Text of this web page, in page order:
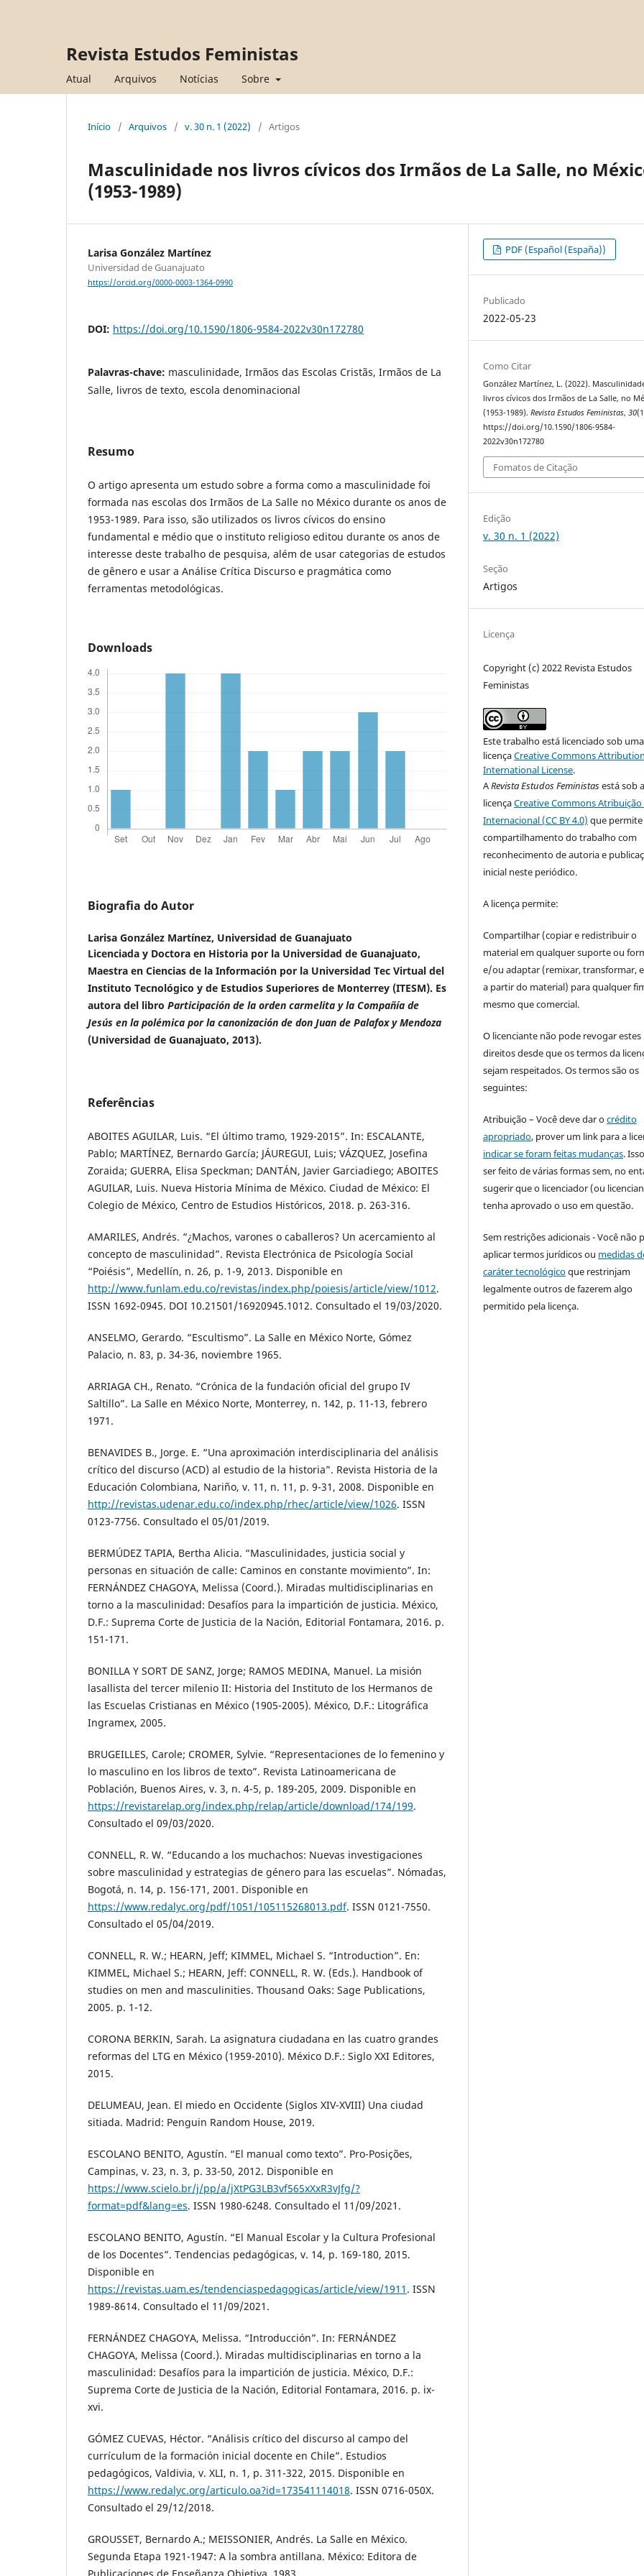
Revista Estudos Feministas
Atual Arquivos Notícias Sobre
Início / Arquivos / v. 30 n. 1 (2022) / Artigos
Masculinidade nos livros cívicos dos Irmãos de La Salle, no
(1953-1989)
Larisa González Martínez
Universidad de Guanajuato
https://orcid.org/0000-0003-1364-0990
DOI: https://doi.org/10.1590/1806-9584-2022v30n172780
Palavras-chave: masculinidade, Irmãos das Escolas Cristãs, Irmãos de La
Salle, livros de texto, escola denominacional
Resumo
O artigo apresenta um estudo sobre a forma como a masculinidade foi
formada nas escolas dos Irmãos de La Salle no México durante os anos de
1953-1989. Para isso, são utilizados os livros cívicos do ensino
fundamental e médio que o instituto religioso editou durante os anos de
interesse deste trabalho de pesquisa, além de usar categorias de estudos
de gênero e usar a Análise Crítica Discurso e pragmática como
ferramentas metodológicas.
Downloads
Biografia do Autor
Larisa González Martínez, Universidad de Guanajuato
Licenciada y Doctora en Historia por la Universidad de Guanajuato,
Maestra en Ciencias de la Información por la Universidad Tec Virtual del
Instituto Tecnológico y de Estudios Superiores de Monterrey (ITESM). Es
autora del libro Participación de la orden carmelita y la Compañía de
Jesús en la polémica por la canonización de don Juan de Palafox y Mendoza
(Universidad de Guanajuato, 2013).
Referências
ABOITES AGUILAR, Luis. “El último tramo, 1929-2015”. In: ESCALANTE,
Pablo; MARTÍNEZ, Bernardo García; JÁUREGUI, Luis; VÁZQUEZ, Josefina
Zoraida; GUERRA, Elisa Speckman; DANTÁN, Javier Garciadiego; ABOITES
AGUILAR, Luis. Nueva Historia Mínima de México. Ciudad de México: El
Colegio de México, Centro de Estudios Históricos, 2018. p. 263-316.
AMARILES, Andrés. “¿Machos, varones o caballeros? Un acercamiento al
concepto de masculinidad”. Revista Electrónica de Psicología Social
“Poiésis”, Medellín, n. 26, p. 1-9, 2013. Disponible en
http://www.funlam.edu.co/revistas/index.php/poiesis/article/view/1012.
ISSN 1692-0945. DOI 10.21501/16920945.1012. Consultado el 19/03/2020.
ANSELMO, Gerardo. “Escultismo”. La Salle en México Norte, Gómez
Palacio, n. 83, p. 34-36, noviembre 1965.
ARRIAGA CH., Renato. “Crónica de la fundación oficial del grupo IV
Saltillo”. La Salle en México Norte, Monterrey, n. 142, p. 11-13, febrero
1971.
BENAVIDES B., Jorge. E. “Una aproximación interdisciplinaria del análisis
crítico del discurso (ACD) al estudio de la historia”. Revista Historia de la
Educación Colombiana, Nariño, v. 11, n. 11, p. 9-31, 2008. Disponible en
http://revistas.udenar.edu.co/index.php/rhec/article/view/1026. ISSN
0123-7756. Consultado el 05/01/2019.
BERMÚDEZ TAPIA, Bertha Alicia. “Masculinidades, justicia social y
personas en situación de calle: Caminos en constante movimiento”. In:
FERNÁNDEZ CHAGOYA, Melissa (Coord.). Miradas multidisciplinarias en
torno a la masculinidad: Desafíos para la impartición de justicia. México,
D.F.: Suprema Corte de Justicia de la Nación, Editorial Fontamara, 2016. p.
151-171.
BONILLA Y SORT DE SANZ, Jorge; RAMOS MEDINA, Manuel. La misión
lasallista del tercer milenio II: Historia del Instituto de los Hermanos de
las Escuelas Cristianas en México (1905-2005). México, D.F.: Litográfica
Ingramex, 2005.
BRUGEILLES, Carole; CROMER, Sylvie. “Representaciones de lo femenino y
lo masculino en los libros de texto”. Revista Latinoamericana de
Población, Buenos Aires, v. 3, n. 4-5, p. 189-205, 2009. Disponible en
https://revistarelap.org/index.php/relap/article/download/174/199.
Consultado el 09/03/2020.
CONNELL, R. W. “Educando a los muchachos: Nuevas investigaciones
sobre masculinidad y estrategias de género para las escuelas”. Nómadas,
Bogotá, n. 14, p. 156-171, 2001. Disponible en
https://www.redalyc.org/pdf/1051/105115268013.pdf. ISSN 0121-7550.
Consultado el 05/04/2019.
CONNELL, R. W.; HEARN, Jeff; KIMMEL, Michael S. “Introduction”. En:
KIMMEL, Michael S.; HEARN, Jeff: CONNELL, R. W. (Eds.). Handbook of
studies on men and masculinities. Thousand Oaks: Sage Publications,
2005. p. 1-12.
CORONA BERKIN, Sarah. La asignatura ciudadana en las cuatro grandes
reformas del LTG en México (1959-2010). México D.F.: Siglo XXI Editores,
2015.
DELUMEAU, Jean. El miedo en Occidente (Siglos XIV-XVIII) Una ciudad
sitiada. Madrid: Penguin Random House, 2019.
ESCOLANO BENITO, Agustín. “El manual como texto”. Pro-Posições,
Campinas, v. 23, n. 3, p. 33-50, 2012. Disponible en
https://www.scielo.br/j/pp/a/jXtPG3LB3vf565xXxR3vJfg/?
format=pdf&lang=es. ISSN 1980-6248. Consultado el 11/09/2021.
ESCOLANO BENITO, Agustín. “El Manual Escolar y la Cultura Profesional
de los Docentes”. Tendencias pedagógicas, v. 14, p. 169-180, 2015.
Disponible en
https://revistas.uam.es/tendenciaspedagogicas/article/view/1911 . ISSN
1989-8614. Consultado el 11/09/2021.
FERNÁNDEZ CHAGOYA, Melissa. “Introducción”. In: FERNÁNDEZ
CHAGOYA, Melissa (Coord.). Miradas multidisciplinarias en torno a la
masculinidad: Desafíos para la impartición de justicia. México, D.F.:
Suprema Corte de Justicia de la Nación, Editorial Fontamara, 2016. p. ix-
xvi.
GÓMEZ CUEVAS, Héctor. “Análisis crítico del discurso al campo del
currículum de la formación inicial docente en Chile”. Estudios
pedagógicos, Valdivia, v. XLI, n. 1, p. 311-322, 2015. Disponible en
https://www.redalyc.org/articulo.oa?id=173541114018. ISSN 0716-050X.
Consultado el 29/12/2018.
GROUSSET, Bernardo A.; MEISSONIER, Andrés. La Salle en México.
Segunda Etapa 1921-1947: A la sombra antillana. México: Editora de
PDF (Español (España))
Publicado
2022-05-23
Como Citar
González Martínez, L. (2022).
livros cívicos dos Irmãos de La Salle, no
(1953-1989).Revista Estudos Feministas,30
https://doi.org/10.1590/1806-9584-
2022v30n172780
Fomatos de Citação
Edição
v. 30 n. 1 (2022)
Seção
Artigos
Licença
Copyright (c) 2022 Revista Estudos
Feministas
Este trabalho está licenciado sob uma
licençaCreative Commons
International License.
ARevista Estudos Feministasestá sob a
licençaCreative Commons Atribuição
Internacional (CC BY 4.0) que
compartilhamento do trabalho com
reconhecimento de autoria e
inicial neste periódico.
A licença permite:
Compartilhar (copiar e redistribuir o
material em qualquer suporte ou
e/ou adaptar (remixar, transformar,
a partir do material) para qualquer
mesmo que comercial.
O licenciante não pode revogar estes
direitos desde que os termos da
sejam respeitados. Os termos são os
seguintes:
Atribuição – Você deve dar ocrédito
apropriado, prover um link para a
indicar se foram feitas mudanças.
ser feito de várias formas sem, no
sugerir que o licenciador (ou
tenha aprovado o uso em questão.
Sem restrições adicionais - Você não
aplicar termos jurídicos ou medidas
caráter tecnológicoque restrinjam
legalmente outros de fazerem algo
permitido pela licença.